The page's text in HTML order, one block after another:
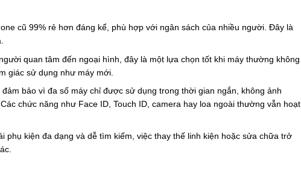
cũ 99% rẻ hơn đáng kể, phù hợp với ngân sách của nhiều người. Đây là
quan tâm đến ngoại hình, đây là một lựa chọn tốt khi máy thường không
giác sử dụng như máy mới.
đảm bảo vì đa số máy chỉ được sử dụng trong thời gian ngắn, không ảnh
chức năng như Face ID, Touch ID, camera hay loa ngoài thường vẫn hoạt
phụ kiện đa dạng và dễ tìm kiếm, việc thay thế linh kiện hoặc sửa chữa trở